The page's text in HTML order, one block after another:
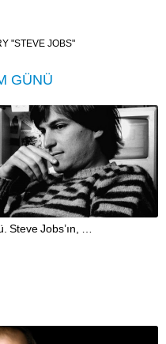
"STEVE JOBS"
GÜNÜ
Steve Jobs’ın, …